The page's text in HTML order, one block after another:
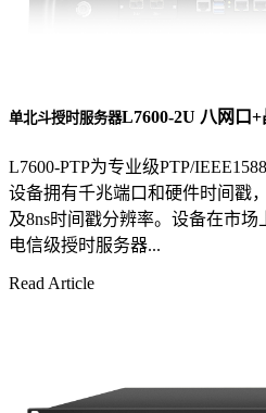
单北斗授时服务器L7600-2U 八网口
L7600-PTP为专业级PTP/
设备拥有千兆端口和硬件时间戳
及8ns时间戳分辨率。设备在市
电信级授时服务器...
Read Article